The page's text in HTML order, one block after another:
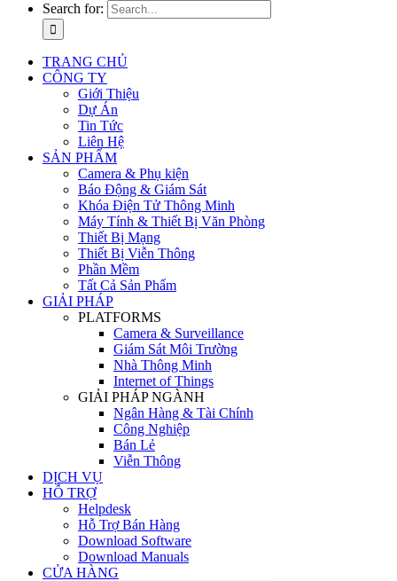
Search for:
TRANG CHỦ
CÔNG TY
Giới Thiệu
Dự Án
Tin Tức
Liên Hệ
SẢN PHẨM
Camera & Phụ kiện
Báo Động & Giám Sát
Khóa Điện Tử Thông Minh
Máy Tính & Thiết Bị Văn Phòng
Thiết Bị Mạng
Thiết Bị Viễn Thông
Phần Mềm
Tất Cả Sản Phẩm
GIẢI PHÁP
PLATFORMS
Camera & Surveillance
Giám Sát Môi Trường
Nhà Thông Minh
Internet of Things
GIẢI PHÁP NGÀNH
Ngân Hàng & Tài Chính
Công Nghiệp
Bán Lẻ
Viễn Thông
DỊCH VỤ
HỖ TRỢ
Helpdesk
Hỗ Trợ Bán Hàng
Download Software
Download Manuals
CỬA HÀNG